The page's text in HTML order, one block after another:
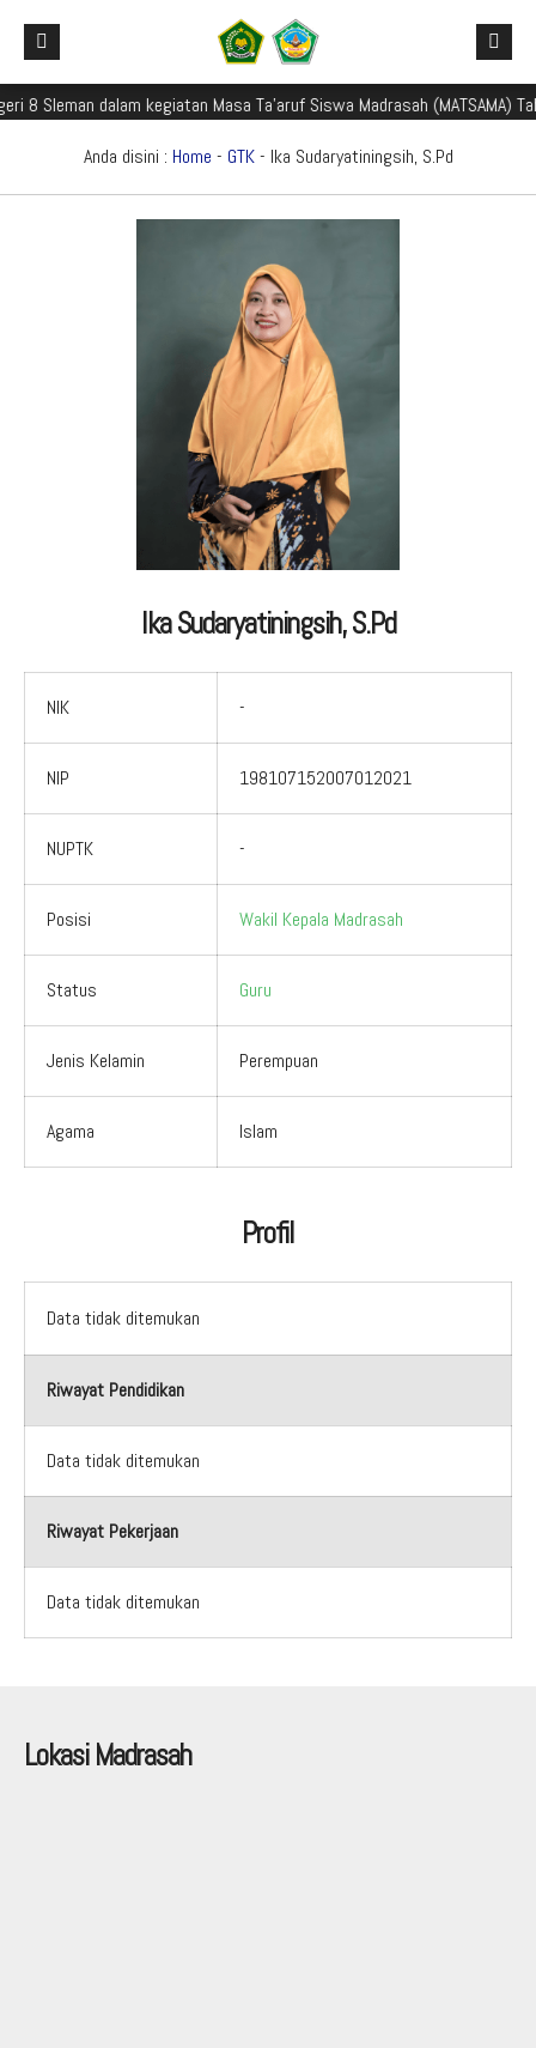
Beranda
Profil Madrasah
Akademik
Perpustakaan Madyadesta
dalam kegiatan Masa Ta'aruf Siswa Madrasah (MATSAMA)
Anda disini : Home - GTK- Ika Sudaryatiningsih, S.Pd
Ika Sudaryatiningsih, S.Pd
NIK -
NIP 198107152007012021
NUPTK -
Posisi Wakil Kepala Madrasah
Status Guru
Jenis Kelamin Perempuan
Agama Islam
Profil
Data tidak ditemukan
Riwayat Pendidikan
Data tidak ditemukan
Riwayat Pekerjaan
Data tidak ditemukan
Lokasi Madrasah